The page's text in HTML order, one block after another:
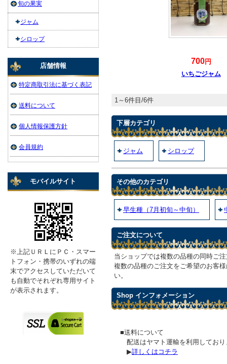
700円
いちごジャム
1～6件目/6件
下層カテゴリ
ジャム シロップ
その他のカテゴリ
早生種（7月初旬～中旬）
ご注文について
当ショップでは複数の品種の同時ご
複数の品種のご注文をご希望のお客
い。
Shop インフォメーション
■送料について
配送はヤマト運輸を利用しており
▶詳しくはコチラ
旬の果実
ジャム
シロップ
店舗情報
特定商取引法に基づく表記
送料について
個人情報保護方針
会員規約
モバイルサイト
※上記ＵＲＬにＰＣ・スマー
トフォン・携帯のいずれの端
末でアクセスしていただいて
も自動でそれぞれ専用サイト
が表示されます。